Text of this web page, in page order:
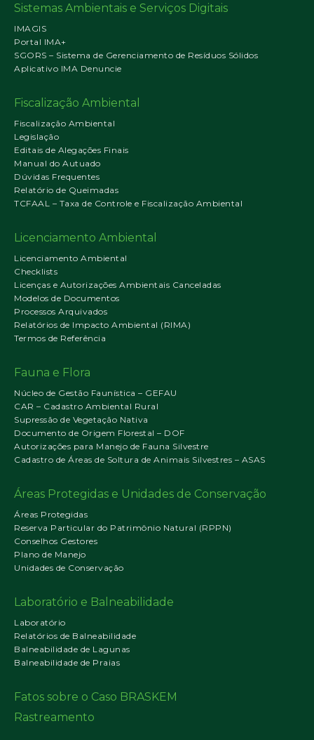
Sistemas Ambientais e Serviços Digitais
IMAGIS
Portal IMA+
SGORS – Sistema de Gerenciamento de Resíduos Sólidos
Aplicativo IMA Denuncie
Fiscalização Ambiental
Fiscalização Ambiental
Legislação
Editais de Alegações Finais
Manual do Autuado
Dúvidas Frequentes
Relatório de Queimadas
TCFAAL – Taxa de Controle e Fiscalização Ambiental
Licenciamento Ambiental
Licenciamento Ambiental
Checklists
Licenças e Autorizações Ambientais Canceladas
Modelos de Documentos
Processos Arquivados
Relatórios de Impacto Ambiental (RIMA)
Termos de Referência
Fauna e Flora
Núcleo de Gestão Faunística – GEFAU
CAR – Cadastro Ambiental Rural
Supressão de Vegetação Nativa
Documento de Origem Florestal – DOF
Autorizações para Manejo de Fauna Silvestre
Cadastro de Áreas de Soltura de Animais Silvestres – ASAS
Áreas Protegidas e Unidades de Conservação
Áreas Protegidas
Reserva Particular do Patrimônio Natural (RPPN)
Conselhos Gestores
Plano de Manejo
Unidades de Conservação
Laboratório e Balneabilidade
Laboratório
Relatórios de Balneabilidade
Balneabilidade de Lagunas
Balneabilidade de Praias
Fatos sobre o Caso BRASKEM
Rastreamento